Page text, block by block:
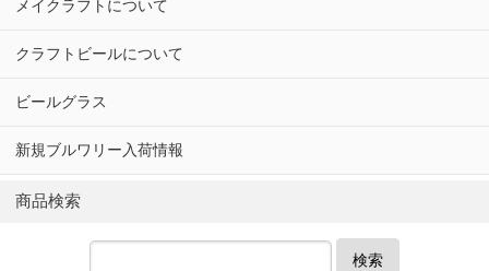
メイクラフトについて
クラフトビールについて
ビールグラス
新規ブルワリー入荷情報
商品検索
検索